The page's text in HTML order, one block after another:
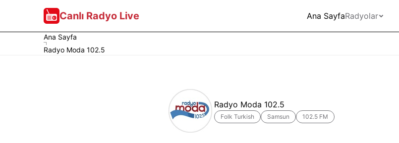
Canlı Radyo Live Ana SayfaRadyolar
Ana Sayfa
Radyo Moda 102.5
Radyo Moda 102.5
Folk Turkish Samsun 102.5 FM